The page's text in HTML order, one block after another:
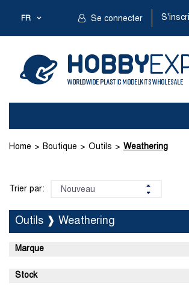
FR Se connecter
Home Boutique Outils Weathering
Trier par:
Outils ❱ Weathering
Marque
Stock